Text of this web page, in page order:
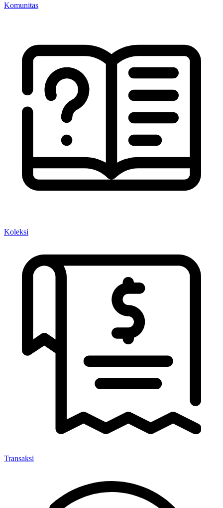
Komunitas
Koleksi
Transaksi